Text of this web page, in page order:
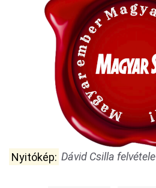
Nyitókép: Dávid Csilla felvétele